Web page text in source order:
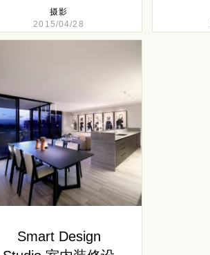
摄影
2015/04/28
Smart Design